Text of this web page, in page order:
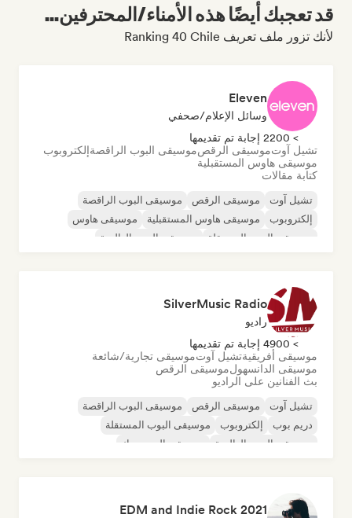
قد تعجبك أيضًا هذه الأمناء/المحترفين...
لأنك تزور ملف تعريف Ranking 40 Chile
Eleven
وسائل الإعلام/صحفي
> 2200 إجابة تم تقديمها
تشيل آوتموسيقى الرقصموسيقى البوب الراقصةإلكتروبوب
موسيقى هاوس المستقبلية
كتابة مقالات
تشيل آوت موسيقى الرقص
موسيقى البوب الراقصة
إلكتروبوب
موسيقى هاوس المستقبلية
موسيقى هاوس
موسيقى البوب المستقلة
موسيقى البوب العالمية
SilverMusic Radio
راديو
> 4900 إجابة تم تقديمها
موسيقى أفريقيةتشيل آوتموسيقى تجارية/شائعة
موسيقى الدانسهولموسيقى الرقص
بث الفنانين على الراديو
تشيل آوت موسيقى الرقص
موسيقى البوب الراقصة
دريم بوب
إلكتروبوب
موسيقى البوب المستقلة
موسيقى البوب العالمية
موسيقى البوب روك
2021 EDM and Indie Rock